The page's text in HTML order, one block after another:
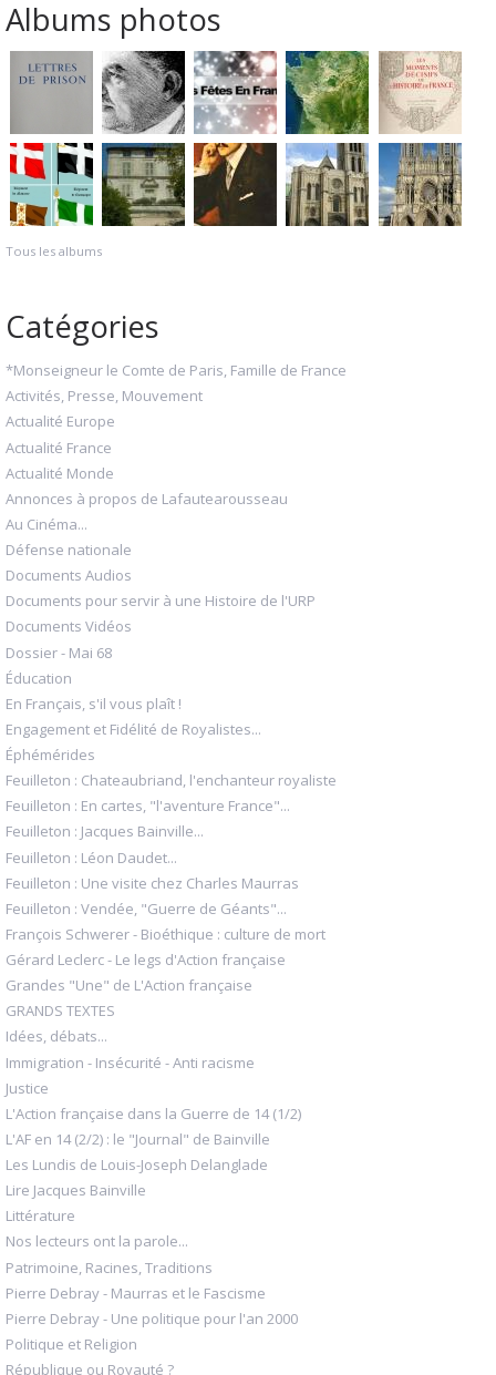
Albums photos
Tous les albums
Catégories
*Monseigneur le Comte de Paris, Famille de France
Activités, Presse, Mouvement
Actualité Europe
Actualité France
Actualité Monde
Annonces à propos de Lafautearousseau
Au Cinéma...
Défense nationale
Documents Audios
Documents pour servir à une Histoire de l'URP
Documents Vidéos
Dossier - Mai 68
Éducation
En Français, s'il vous plaît !
Engagement et Fidélité de Royalistes...
Éphémérides
Feuilleton : Chateaubriand, l'enchanteur royaliste
Feuilleton : En cartes, "l'aventure France"...
Feuilleton : Jacques Bainville...
Feuilleton : Léon Daudet...
Feuilleton : Une visite chez Charles Maurras
Feuilleton : Vendée, "Guerre de Géants"...
François Schwerer - Bioéthique : culture de mort
Gérard Leclerc - Le legs d'Action française
Grandes "Une" de L'Action française
GRANDS TEXTES
Idées, débats...
Immigration - Insécurité - Anti racisme
Justice
L'Action française dans la Guerre de 14 (1/2)
L'AF en 14 (2/2) : le "Journal" de Bainville
Les Lundis de Louis-Joseph Delanglade
Lire Jacques Bainville
Littérature
Nos lecteurs ont la parole...
Patrimoine, Racines, Traditions
Pierre Debray - Maurras et le Fascisme
Pierre Debray - Une politique pour l'an 2000
Politique et Religion
République ou Royauté ?